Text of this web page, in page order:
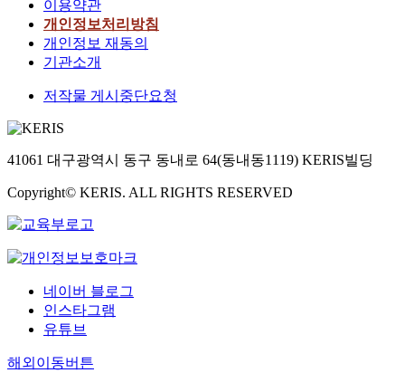
이용약관
개인정보처리방침
개인정보 재동의
기관소개
저작물 게시중단요청
41061 대구광역시 동구 동내로 64(동내동1119) KERIS빌딩
Copyright© KERIS. ALL RIGHTS RESERVED
네이버 블로그
인스타그램
유튜브
해외이동버튼